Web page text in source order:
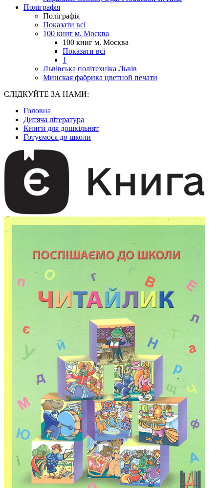
Поліграфія
Поліграфія
Показати всі
100 книг м. Москва
100 книг м. Москва
Показати всі
1
Львівська політехніка Львів
Минская фабрика цветной печати
СЛІДКУЙТЕ ЗА НАМИ:
Головна
Дитяча література
Книги для дошкільнят
Готуємося до школи